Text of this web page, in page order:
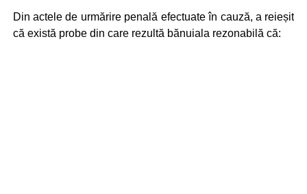
Din actele de urmărire penală efectuate în cauză, a reieșit
că există probe din care rezultă bănuiala rezonabilă că: